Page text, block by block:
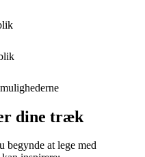
dine træk
begynde at lege med